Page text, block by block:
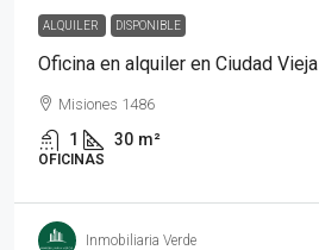
ALQUILER DISPONIBLE
Oficina en alquiler en Ciudad Vieja
Misiones 1486
1 30 m²
OFICINAS
Inmobiliaria Verde